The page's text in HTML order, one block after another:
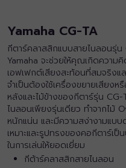
Yamaha CG-TA
กีตาร์คลาสสิกแบบสายไนลอนรุ่
Yamaha จะช่วยให้คุณเกิดควา
เอฟเฟกต์เสียงสะท้อนที่สมจริงแ
จำเป็นต้องใช้เครื่องขยายเสียง
หลังและไม้ข้างของกีตาร์รุ่น
ไนลอนเพียงรุ่นเดียว ทำจากไม้
หนักแน่น และมีความสง่างามแบ
เหมาะและรูปทรงของคอกีตาร์เ
ในการเล่นให้ยอดเยี่ยม
กีต้าร์คลาสสิกสายไนลอน